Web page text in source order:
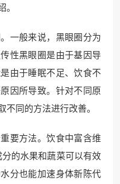
一般来说，黑眼圈分为
性黑眼圈是由于基因导
由于睡眠不足、饮食不
因所导致。针对不同原
同的方法进行改善。
要方法。饮食中富含维
的水果和蔬菜可以有效
分也能加速身体新陈代